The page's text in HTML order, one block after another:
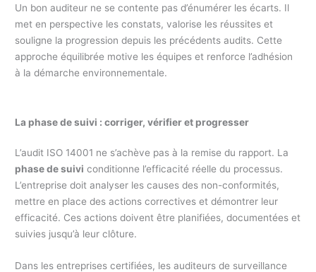
Un bon auditeur ne se contente pas d’énumérer les écarts. Il
met en perspective les constats, valorise les réussites et
souligne la progression depuis les précédents audits. Cette
approche équilibrée motive les équipes et renforce l’adhésion
à la démarche environnementale.
La phase de suivi : corriger, vérifier et progresser
L’audit ISO 14001 ne s’achève pas à la remise du rapport. La
phase de suivi conditionne l’efficacité réelle du processus.
L’entreprise doit analyser les causes des non-conformités,
mettre en place des actions correctives et démontrer leur
efficacité. Ces actions doivent être planifiées, documentées et
suivies jusqu’à leur clôture.
Dans les entreprises certifiées, les auditeurs de surveillance